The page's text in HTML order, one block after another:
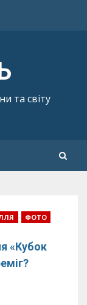
та світу
ФОТО
«Кубок